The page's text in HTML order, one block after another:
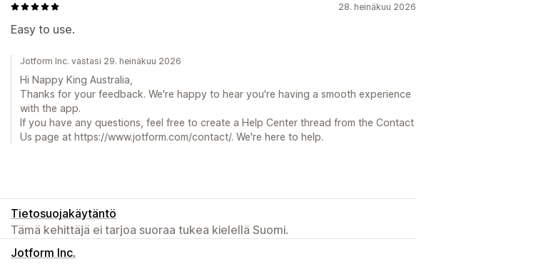
28. heinäkuu 2026
Easy to use.
Jotform Inc. vastasi 29. heinäkuu 2026
Hi Nappy King Australia,
Thanks for your feedback. We're happy to hear you're having a smooth experience
with the app.
If you have any questions, feel free to create a Help Center thread from the Contact
Us page at https://www.jotform.com/contact/. We're here to help.
Tietosuojakäytäntö
Tämä kehittäjä ei tarjoa suoraa tukea kielellä Suomi.
Jotform Inc.